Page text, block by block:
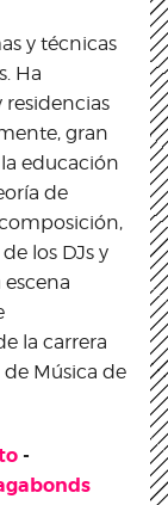
y técnicas
Ha
gran
educación
de
los DJs y
la carrera
Música de
-